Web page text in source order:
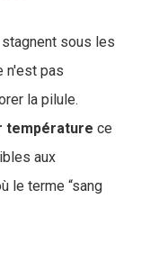
sous les
n'est pas
la pilule.
température ce
aux
le terme “sang